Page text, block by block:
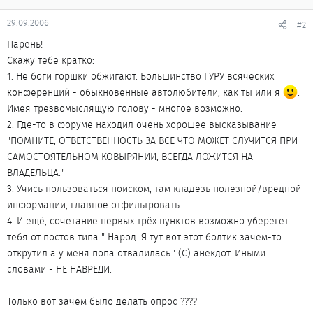
29.09.2006 #2
Парень!
Скажу тебе кратко:
1. Не боги горшки обжигают. Большинство ГУРУ всяческих
конференций - обыкновенные автолюбители, как ты или я
.
Имея трезвомыслящую голову - многое возможно.
2. Где-то в форуме находил очень хорошее высказывание
"ПОМНИТЕ, ОТВЕТСТВЕННОСТЬ ЗА ВСЕ ЧТО МОЖЕТ СЛУЧИТСЯ ПРИ
САМОСТОЯТЕЛЬНОМ КОВЫРЯНИИ, ВСЕГДА ЛОЖИТСЯ НА
ВЛАДЕЛЬЦА."
3. Учись пользоваться поиском, там кладезь полезной/вредной
информации, главное отфильтровать.
4. И ещё, сочетание первых трёх пунктов возможно уберегет
тебя от постов типа " Народ. Я тут вот этот болтик зачем-то
открутил а у меня попа отвалилась." (С) анекдот. Иными
словами - НЕ НАВРЕДИ.
Только вот зачем было делать опрос ????